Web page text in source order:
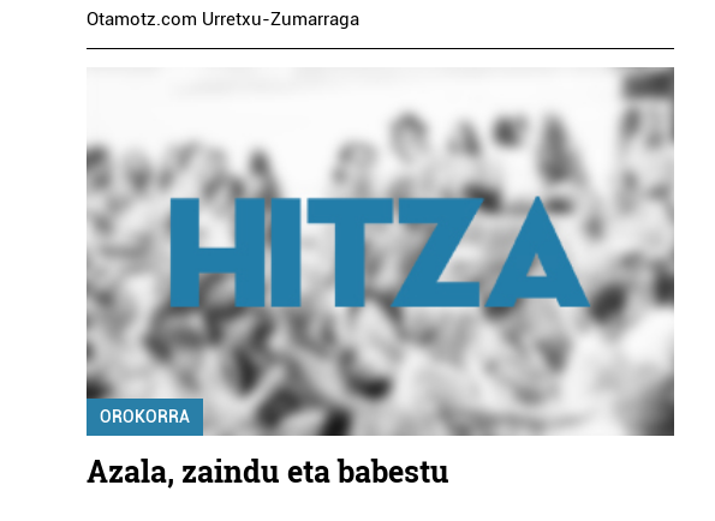
Otamotz.com Urretxu-Zumarraga
OROKORRA
Azala, zaindu eta babestu